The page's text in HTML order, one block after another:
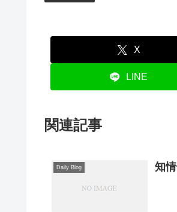
X
LINE
関連記事
Daily Blog 知